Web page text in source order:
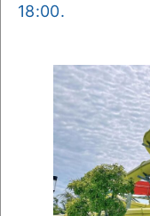
18:00.